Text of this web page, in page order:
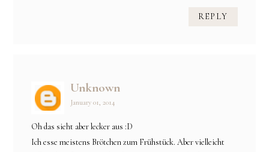
REPLY
Unknown
January 01, 2014
Oh das sieht aber lecker aus :D
Ich esse meistens Brötchen zum Frühstück. Aber vielleicht